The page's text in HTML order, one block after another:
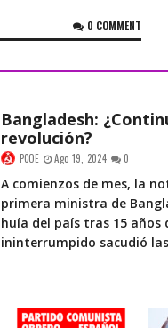
0 COMMENT
Bangladesh:
revolución?
PCOE Ago 19, 2024 0
A comienzos de mes, la
primera ministra de
huía del país tras 15 años
ininterrumpido sacudió